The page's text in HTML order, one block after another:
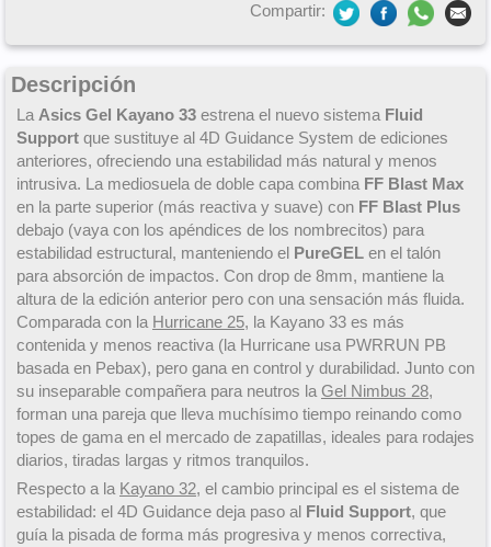
Compartir:
Descripción
La Asics Gel Kayano 33 estrena el nuevo sistema Fluid
Support que sustituye al 4D Guidance System de ediciones
anteriores, ofreciendo una estabilidad más natural y menos
intrusiva. La mediosuela de doble capa combina FF Blast Max
en la parte superior (más reactiva y suave) con FF Blast Plus
debajo (vaya con los apéndices de los nombrecitos) para
estabilidad estructural, manteniendo el PureGEL en el talón
para absorción de impactos. Con drop de 8mm, mantiene la
altura de la edición anterior pero con una sensación más fluida.
Comparada con la Hurricane 25, la Kayano 33 es más
contenida y menos reactiva (la Hurricane usa PWRRUN PB
basada en Pebax), pero gana en control y durabilidad. Junto con
su inseparable compañera para neutros la Gel Nimbus 28,
forman una pareja que lleva muchísimo tiempo reinando como
topes de gama en el mercado de zapatillas, ideales para rodajes
diarios, tiradas largas y ritmos tranquilos.
Respecto a la Kayano 32, el cambio principal es el sistema de
estabilidad: el 4D Guidance deja paso al Fluid Support, que
guía la pisada de forma más progresiva y menos correctiva,